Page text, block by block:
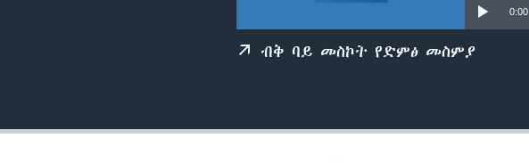
0:00
ብቅ ባይ መስኮት የድምፅ መስምያ